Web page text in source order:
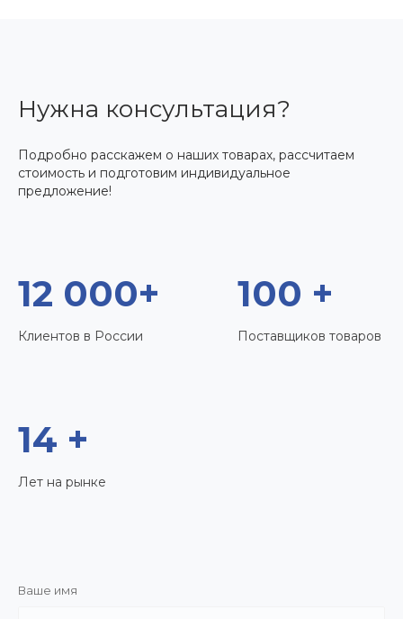
Нужна консультация?
Подробно расскажем о наших товарах, рассчитаем
стоимость и подготовим индивидуальное
предложение!
12 000+
Клиентов в России
100 +
Поставщиков товаров
14 +
Лет на рынке
Ваше имя